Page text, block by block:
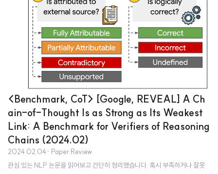
<Benchmark, CoT> [Google, REVEAL] A Ch
ain-of-Thought Is as Strong as Its Weakest
Link: A Benchmark for Verifiers of Reasoning
Chains (2024.02)
2024.02.04· Paper Review
관심 있는 NLP 논문을 읽어보고 간단히 정리했습니다. 혹시 부족하거나 잘못